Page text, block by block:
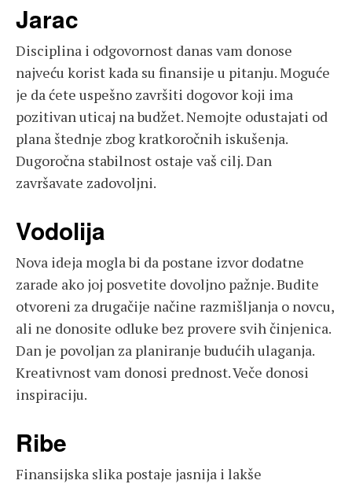
Jarac
Disciplina i odgovornost danas vam donose
najveću korist kada su finansije u pitanju. Moguće
je da ćete uspešno završiti dogovor koji ima
pozitivan uticaj na budžet. Nemojte odustajati od
plana štednje zbog kratkoročnih iskušenja.
Dugoročna stabilnost ostaje vaš cilj. Dan
završavate zadovoljni.
Vodolija
Nova ideja mogla bi da postane izvor dodatne
zarade ako joj posvetite dovoljno pažnje. Budite
otvoreni za drugačije načine razmišljanja o novcu,
ali ne donosite odluke bez provere svih činjenica.
Dan je povoljan za planiranje budućih ulaganja.
Kreativnost vam donosi prednost. Veče donosi
inspiraciju.
Ribe
Finansijska slika postaje jasnija i lakše